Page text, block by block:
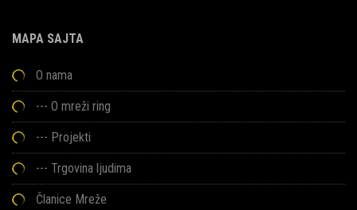
MAPA SAJTA
O nama
--- O mreži ring
--- Projekti
--- Trgovina ljudima
Članice Mreže